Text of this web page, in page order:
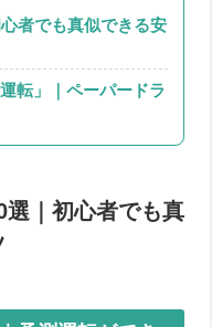
者でも真似できる安
転」｜ペーパードラ
｜初心者でも真